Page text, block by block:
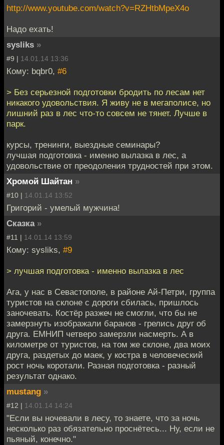
http://www.youtube.com/watch?v=RZHtbMpeX4o
Надо ехать!
sysliks »
#9 | 14.01.14 13:36
Кому: bqbr0, #6
> Без серьезной подготовки бродить по лесам нет
никакого удовольствия. Я живу не в мегаполисе, но
лишний раз в лес что-то совсем не тянет. Лучше в
парк.
курсы, тренинги, выездные семинары?
лучшая подготовка - именно вылазка в лес, а
удовольствие от преодоления трудностей при этом.
Хромой Шайтан »
#10 | 14.01.14 13:52
Григорий - умелый мужчина!
Сказка »
#11 | 14.01.14 13:59
Кому: sysliks, #9
> лучшая подготовка - именно вылазка в лес
Ага, у нас в Севастополе, в районе Ай-Петри, группа
туристов на склоне с дороги сбилась, пришлось
заночевать. Костёр разжеч не смогли, что бы не
замерзнуть изображали баранов - грелись друг об
друга. ЕМНИП четверо замерзли насмерть. А в
километре от туристов, на том же склоне, два моих
друга, раздетых до маек, у костра в человеческий
рост ночь коротали. Разная подготовка - разный
результат однако.
mustang »
#12 | 14.01.14 14:24
"Если вы ночевали в лесу, то знаете, что за ночь
несколько раз обязательно проснётесь... Ну, если не
пьяный, конечно."